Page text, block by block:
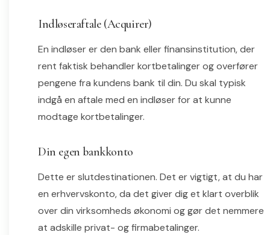
Indløseraftale (Acquirer)
En indløser er den bank eller finansinstitution, der
rent faktisk behandler kortbetalinger og overfører
pengene fra kundens bank til din. Du skal typisk
indgå en aftale med en indløser for at kunne
modtage kortbetalinger.
Din egen bankkonto
Dette er slutdestinationen. Det er vigtigt, at du har
en erhvervskonto, da det giver dig et klart overblik
over din virksomheds økonomi og gør det nemmere
at adskille privat- og firmabetalinger.